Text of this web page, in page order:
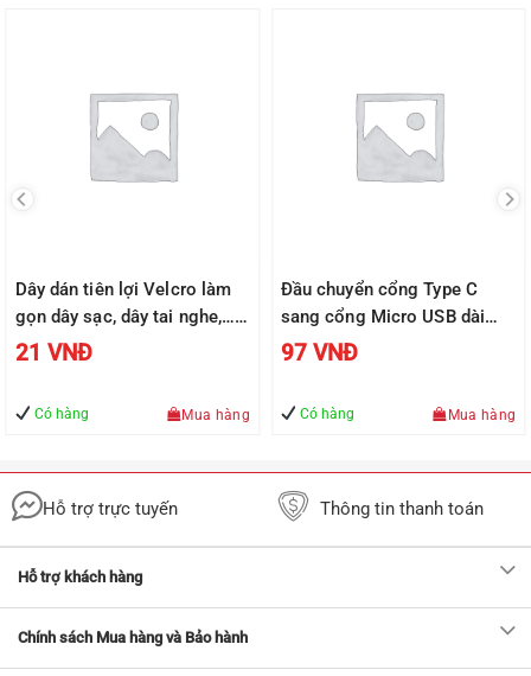
Dây dán tiên lợi Velcro làm
gọn dây sạc, dây tai nghe,…
UGREEN 50370
21 VNĐ
Có hàng Mua hàng
Đầu chuyển cổng Type C
sang cổng Micro USB dài
2,5cm UGREEN US282
97 VNĐ
Có hàng Mua hàng
Hỗ trợ trực tuyến Thông tin thanh toán
Hỗ trợ khách hàng
Chính sách Mua hàng và Bảo hành